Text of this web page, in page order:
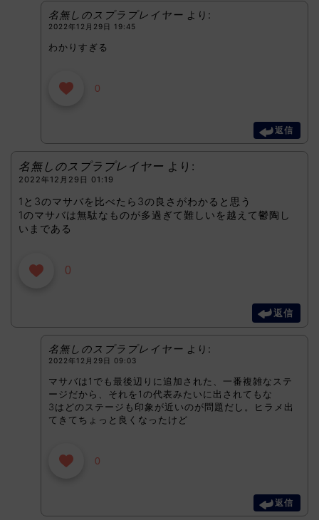
名無しのスプラプレイヤー より:
2022年12月29日 19:45
わかりすぎる
0
返信
名無しのスプラプレイヤー より:
2022年12月29日 01:19
1と3のマサバを比べたら3の良さがわかると思う
1のマサバは無駄なものが多過ぎて難しいを越えて鬱陶し
いまである
0
返信
名無しのスプラプレイヤー より:
2022年12月29日 09:03
マサバは1でも最後辺りに追加された、一番複雑なステ
ージだから、それを1の代表みたいに出されてもな
3はどのステージも印象が近いのが問題だし。ヒラメ出
てきてちょっと良くなったけど
0
返信